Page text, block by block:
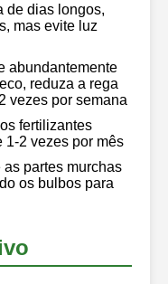
de dias longos,
mas evite luz
abundantemente
reduza a rega
vezes por semana
fertilizantes
1-2 vezes por mês
as partes murchas
os bulbos para